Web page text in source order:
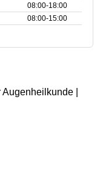
08:00‑18:00
08:00‑15:00
|